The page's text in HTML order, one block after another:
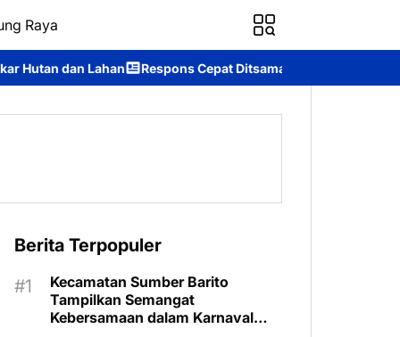
Raya
Respons Cepat Ditsamapta Polda Kalteng Tangani Karhutla di
Berita Terpopuler
Kecamatan Sumber Barito
Tampilkan Semangat
Kebersamaan dalam Karnaval